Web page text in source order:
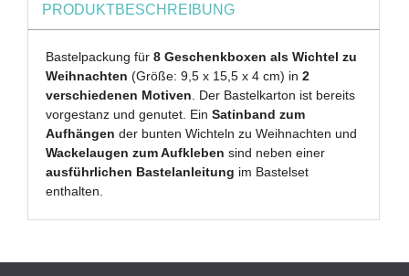
PRODUKTBESCHREIBUNG
Bastelpackung für8 Geschenkboxen als Wichtel zu
Weihnachten (Größe: 9,5 x 15,5 x 4 cm) in2
verschiedenen Motiven. Der Bastelkarton ist bereits
vorgestanz und genutet. EinSatinband zum
Aufhängen der bunten Wichteln zu Weihnachten und
Wackelaugen zum Aufkleben sind neben einer
ausführlichen Bastelanleitung im Bastelset
enthalten.